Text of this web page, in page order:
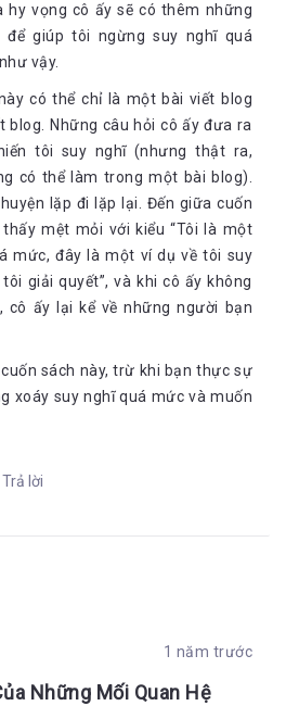
hy vọng cô ấy sẽ có thêm những
để giúp tôi ngừng suy nghĩ quá
vậy.
có thể chỉ là một bài viết blog
blog. Những câu hỏi cô ấy đưa ra
tôi suy nghĩ (nhưng thật ra,
có thể làm trong một bài blog).
lặp đi lặp lại. Đến giữa cuốn
mệt mỏi với kiểu “Tôi là một
mức, đây là một ví dụ về tôi suy
giải quyết”, và khi cô ấy không
cô ấy lại kể về những người bạn
sách này, trừ khi bạn thực sự
xoáy suy nghĩ quá mức và muốn
Trả lời
1 năm trước
Những Mối Quan Hệ